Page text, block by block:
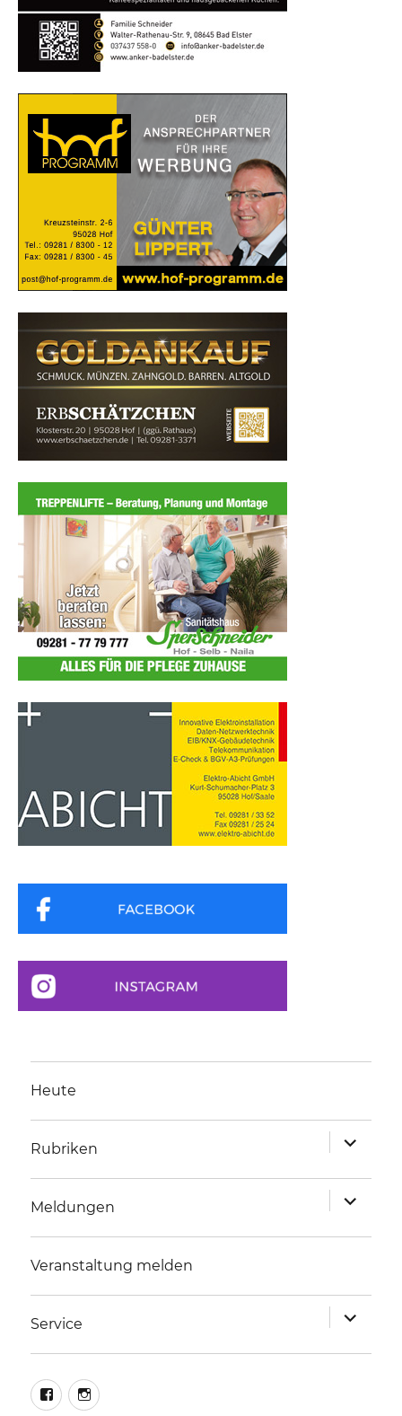
Heute
Rubriken
anzeigen
Meldungen
anzeigen
Veranstaltung melden
Service
anzeigen
facebookinstagram